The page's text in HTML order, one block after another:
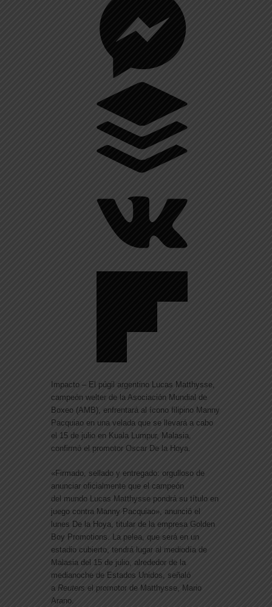
Impacto – El púgil argentino Lucas Matthysse,
campeón welter de la Asociación Mundial de
Boxeo (AMB), enfrentará al ícono filipino Manny
Pacquiao en una velada que se llevará a cabo
el 15 de julio en Kuala Lumpur, Malasia,
confirmó el promotor Oscar De la Hoya.
«Firmado, sellado y entregado: orgulloso de
anunciar oficialmente que el campeón
del mundo Lucas Matthysse pondrá su título en
juego contra Manny Pacquiao», anunció el
lunes De la Hoya, titular de la empresa Golden
Boy Promotions. La pelea, que será en un
estadio cubierto, tendrá lugar al mediodía de
Malasia del 15 de julio, alrededor de la
medianoche de Estados Unidos, señaló
a Reuters el promotor de Matthysse, Mario
Arano.